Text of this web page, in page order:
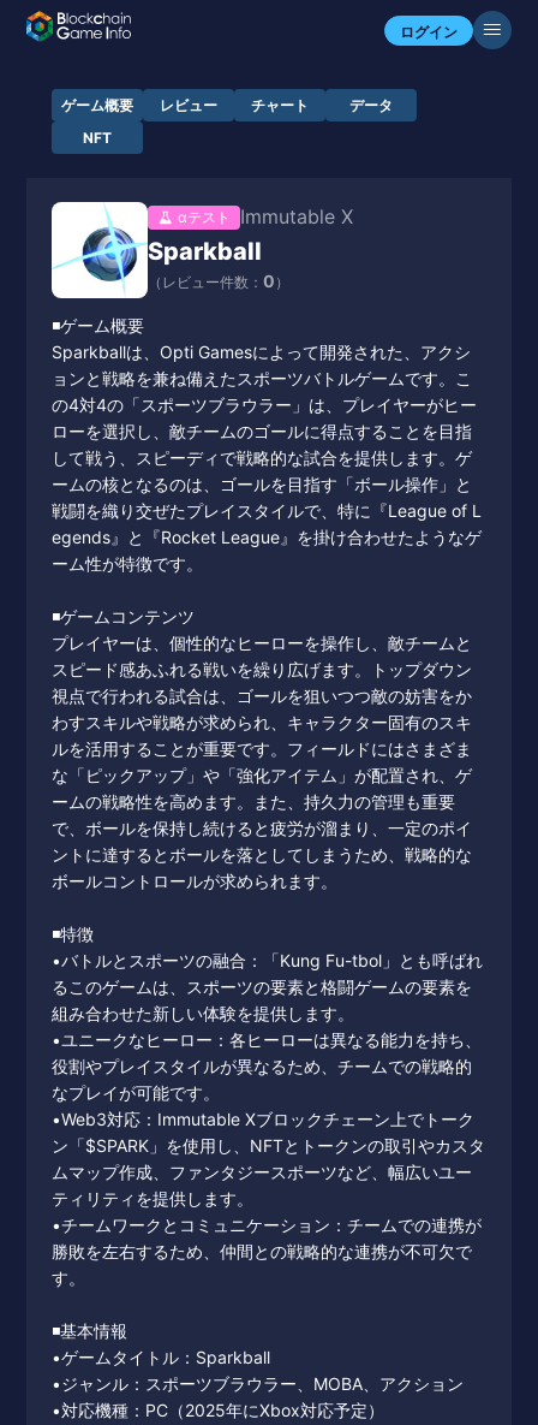
ログイン
ゲーム概要 レビュー チャート
データ
NFT
αテスト Immutable X
Sparkball
（レビュー件数： 0 ）
◾️ゲーム概要
Sparkballは、Opti Gamesによって開発された、アクシ
ョンと戦略を兼ね備えたスポーツバトルゲームです。こ
の4対4の「スポーツブラウラー」は、プレイヤーがヒー
ローを選択し、敵チームのゴールに得点することを目指
して戦う、スピーディで戦略的な試合を提供します。ゲ
ームの核となるのは、ゴールを目指す「ボール操作」と
戦闘を織り交ぜたプレイスタイルで、特に『League of L
egends』と『Rocket League』を掛け合わせたようなゲ
ーム性が特徴です。
◾️ゲームコンテンツ
プレイヤーは、個性的なヒーローを操作し、敵チームと
スピード感あふれる戦いを繰り広げます。トップダウン
視点で行われる試合は、ゴールを狙いつつ敵の妨害をか
わすスキルや戦略が求められ、キャラクター固有のスキ
ルを活用することが重要です。フィールドにはさまざま
な「ピックアップ」や「強化アイテム」が配置され、ゲ
ームの戦略性を高めます。また、持久力の管理も重要
で、ボールを保持し続けると疲労が溜まり、一定のポイ
ントに達するとボールを落としてしまうため、戦略的な
ボールコントロールが求められます。
◾️特徴
•バトルとスポーツの融合：「Kung Fu-tbol」とも呼ばれ
るこのゲームは、スポーツの要素と格闘ゲームの要素を
組み合わせた新しい体験を提供します。
•ユニークなヒーロー：各ヒーローは異なる能力を持ち、
役割やプレイスタイルが異なるため、チームでの戦略的
なプレイが可能です。
•Web3対応：Immutable Xブロックチェーン上でトーク
ン「$SPARK」を使用し、NFTとトークンの取引やカスタ
ムマップ作成、ファンタジースポーツなど、幅広いユー
ティリティを提供します。
•チームワークとコミュニケーション：チームでの連携が
勝敗を左右するため、仲間との戦略的な連携が不可欠で
す。
◾️基本情報
•ゲームタイトル：Sparkball
•ジャンル：スポーツブラウラー、MOBA、アクション
•対応機種：PC（2025年にXbox対応予定）